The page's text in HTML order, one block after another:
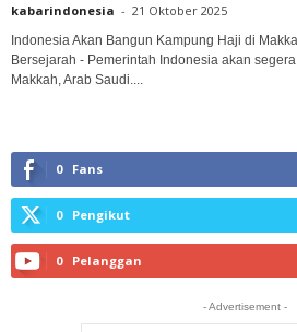
kabarindonesia - 21 Oktober 2025
Indonesia Akan Bangun Kampung Haji di
Bersejarah - Pemerintah Indonesia akan
Makkah, Arab Saudi....
0 Fans
0 Pengikut
0 Pelanggan
- Advertisement -